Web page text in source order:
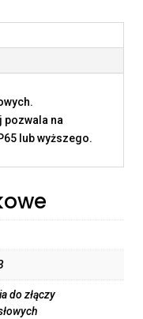
pozwala na
lub wyższego.
do złączy